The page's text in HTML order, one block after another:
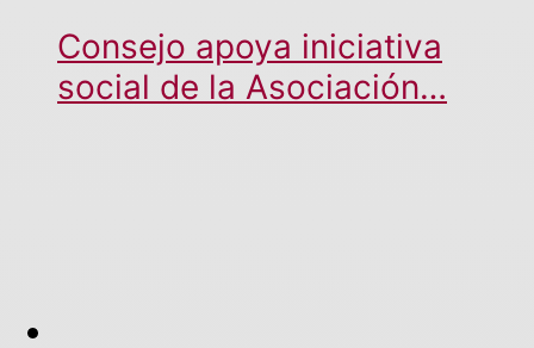
Consejo apoya iniciativa
social de la Asociación…